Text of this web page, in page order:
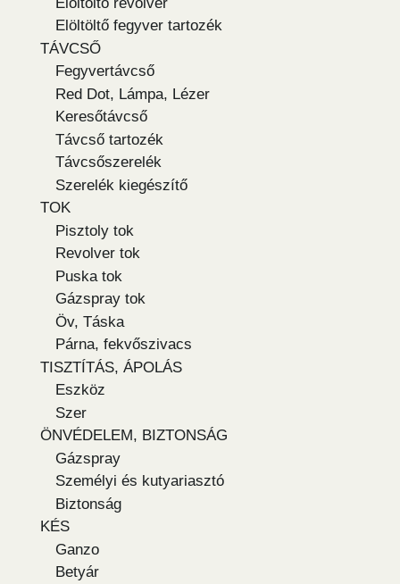
Elöltöltő fegyver tartozék
TÁVCSŐ
Fegyvertávcső
Red Dot, Lámpa, Lézer
Keresőtávcső
Távcső tartozék
Távcsőszerelék
Szerelék kiegészítő
TOK
Pisztoly tok
Revolver tok
Puska tok
Gázspray tok
Öv, Táska
Párna, fekvőszivacs
TISZTÍTÁS, ÁPOLÁS
Eszköz
Szer
ÖNVÉDELEM, BIZTONSÁG
Gázspray
Személyi és kutyariasztó
Biztonság
KÉS
Ganzo
Betyár